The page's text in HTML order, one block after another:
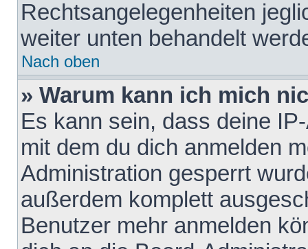
Rechtsangelegenheiten
weiter unten behandelt
Nach oben
» Warum kann ich mich
Es kann sein, dass deine
mit dem du dich anmelden
Administration gesperrt
außerdem komplett
Benutzer mehr anmelden